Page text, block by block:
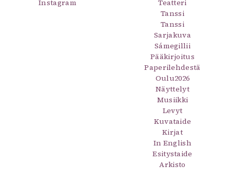
Instagram
Teatteri
Tanssi
Tanssi
Sarjakuva
Sámegillii
Pääkirjoitus
Paperilehdestä
Oulu2026
Näyttelyt
Musiikki
Levyt
Kuvataide
Kirjat
In English
Esitystaide
Arkisto